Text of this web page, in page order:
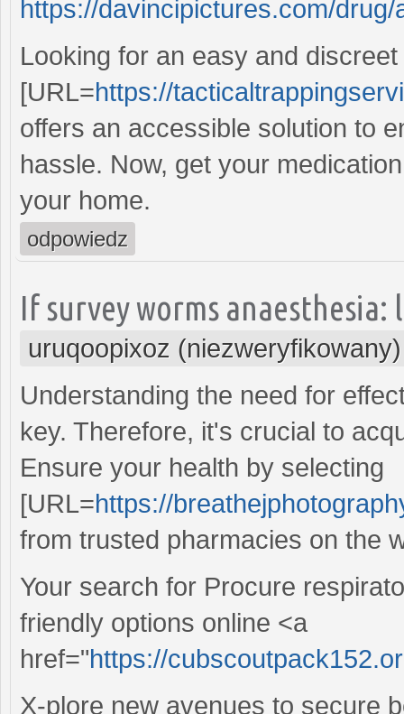
https://davincipictures.com/drug/
Looking for an easy and
[URL=https://
offers an accessible solution to
hassle. Now, get your
your home.
odpowiedz
If survey worms anaesthesia:
uruqoopixoz (niezweryfikowany)
Understanding the need for
key. Therefore, it's crucial to
Ensure your health by selecting
[URL=https://
from trusted pharmacies on the
Your search for Procure
friendly options online <a
href="https://
X-plore new avenues to secure